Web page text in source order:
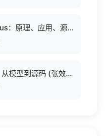
深入浅出Prometheus：原理、应用、源码与拓展详解 (陈晓宇，杨川胡，陈啸编著) .pdf
深入浅出PyTorch：从模型到源码 (张效捷 著) .epub